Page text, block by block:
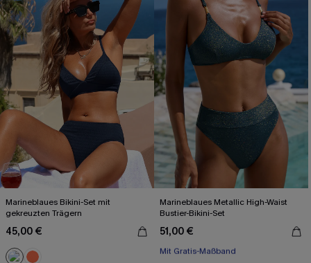
Marineblaues Bikini-Set mit
gekreuzten Trägern
45,00 €
Marineblaues Metallic High-Waist
Bustier-Bikini-Set
51,00 €
Mit Gratis-Maßband
High waist